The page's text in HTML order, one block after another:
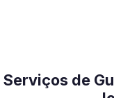
Serviços de